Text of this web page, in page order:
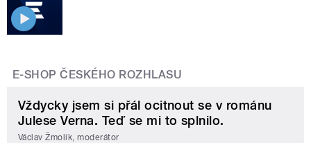
E-SHOP ČESKÉHO ROZHLASU
Vždycky jsem si přál ocitnout se v románu
Julese Verna. Teď se mi to splnilo.
Václav Žmolík, moderátor